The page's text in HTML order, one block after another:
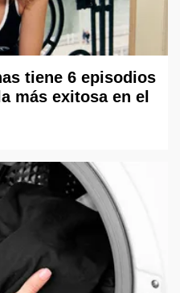
tiene 6 episodios
más exitosa en el